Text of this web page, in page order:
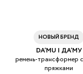
НОВЫЙ БРЕНД
DA’MU | ДА’МУ
ремень-трансформер
пряжками